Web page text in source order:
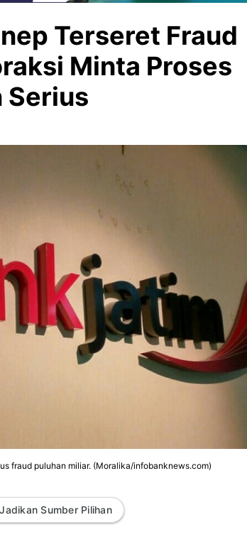
Terseret Fraud
Minta Proses
Serius
fraud puluhan miliar. (Moralika/infobanknews.com)
Jadikan Sumber Pilihan